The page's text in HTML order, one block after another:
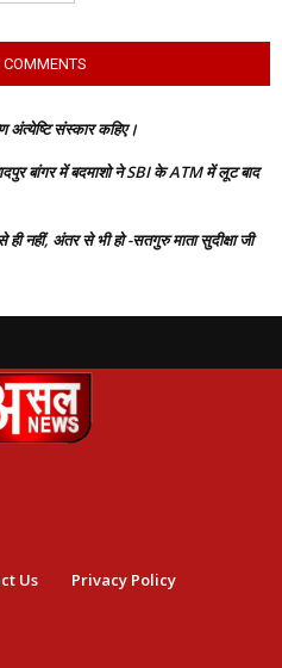
COMMENTS
अंत्येष्टि संस्कार कहिए।
बांगर में बदमाशो ने SBI के ATM में लूट बाद
ही नहीं, अंतर से भी हो -सतगुरु माता सुदीक्षा जी
Us Privacy Policy